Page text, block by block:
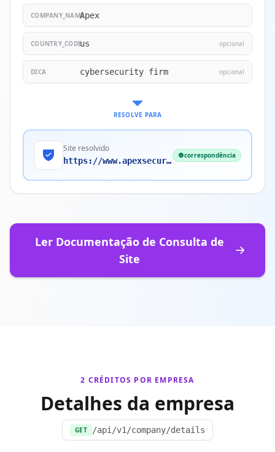
COMPANY_NAMEApex
COUNTRY_CODEus opcional
DICA cybersecurity firm opcional
RESOLVE PARA
Site resolvido
https://www.apexsecurity.com
correspondência
Ler Documentação de Consulta de
Site
2 CRÉDITOS POR EMPRESA
Detalhes da empresa
GET /api/v1/company/details